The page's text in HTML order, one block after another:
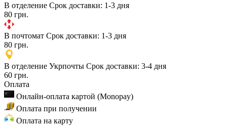
В отделение Срок доставки: 1-3 дня
80 грн.
В почтомат Срок доставки: 1-3 дня
80 грн.
В отделение Укрпочты Срок доставки: 3-4 дня
60 грн.
Оплата
Онлайн-оплата картой (Monopay)
Оплата при получении
Оплата на карту